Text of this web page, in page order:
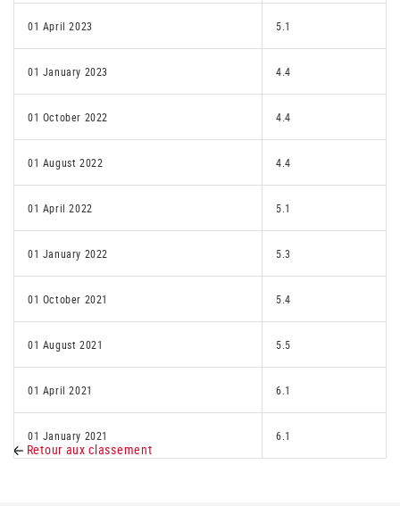
01 April 2023 5.1
01 January 2023 4.4
01 October 2022 4.4
01 August 2022 4.4
01 April 2022 5.1
01 January 2022 5.3
01 October 2021 5.4
01 August 2021 5.5
01 April 2021 6.1
01 January 2021 6.1
Retour aux classement